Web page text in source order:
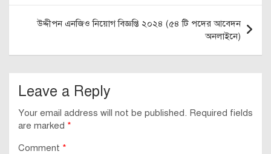
উদ্দীপন এনজিও নিয়োগ বিজ্ঞপ্তি ২০২৪ (৫৪ টি পদের আবেদন
অনলাইনে)
Leave a Reply
Your email address will not be published. Required fields
are marked *
Comment *